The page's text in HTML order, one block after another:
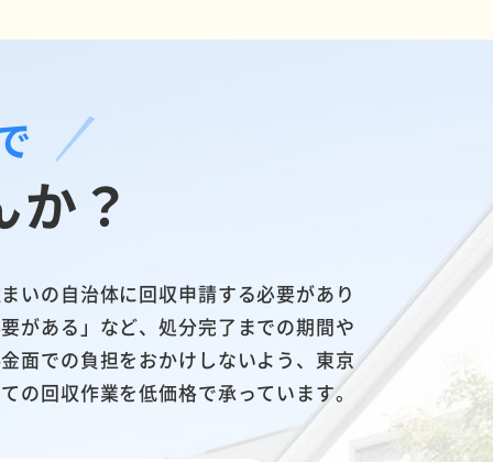
？
いの自治体に回収申請する必要があり
がある」など、処分完了までの期間や
面での負担をおかけしないよう、東京
の回収作業を低価格で承っています。